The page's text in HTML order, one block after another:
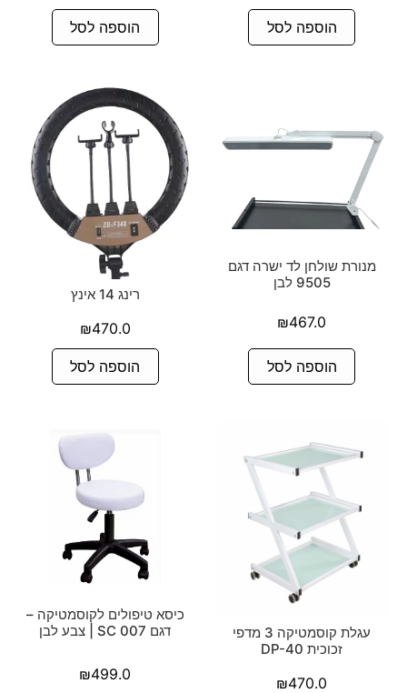
הוספה לסל הוספה לסל
מנורת שולחן לד ישרה דגם
9505 לבן
₪467.0
הוספה לסל
רינג 14 אינץ
₪470.0
הוספה לסל
עגלת קוסמטיקה 3 מדפי
זכוכית DP-40
₪470.0
כיסא טיפולים לקוסמטיקה –
דגם 007 SC | צבע לבן
₪499.0